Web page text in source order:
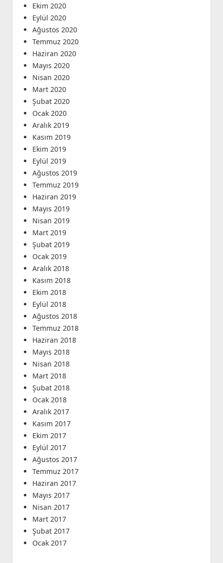
Ekim 2020
Eylül 2020
Ağustos 2020
Temmuz 2020
Haziran 2020
Mayıs 2020
Nisan 2020
Mart 2020
Şubat 2020
Ocak 2020
Aralık 2019
Kasım 2019
Ekim 2019
Eylül 2019
Ağustos 2019
Temmuz 2019
Haziran 2019
Mayıs 2019
Nisan 2019
Mart 2019
Şubat 2019
Ocak 2019
Aralık 2018
Kasım 2018
Ekim 2018
Eylül 2018
Ağustos 2018
Temmuz 2018
Haziran 2018
Mayıs 2018
Nisan 2018
Mart 2018
Şubat 2018
Ocak 2018
Aralık 2017
Kasım 2017
Ekim 2017
Eylül 2017
Ağustos 2017
Temmuz 2017
Haziran 2017
Mayıs 2017
Nisan 2017
Mart 2017
Şubat 2017
Ocak 2017